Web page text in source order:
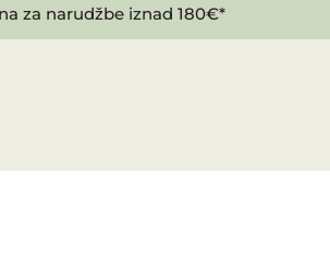
za narudžbe iznad 180€*